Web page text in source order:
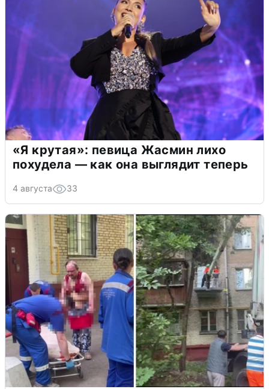
«Я крутая»: певица Жасмин лихо
похудела — как она выглядит теперь
4 августа 33